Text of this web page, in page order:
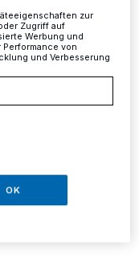
In der
Team im
zur
Zugriff auf
Werbung und
von
und Verbesserung
OK